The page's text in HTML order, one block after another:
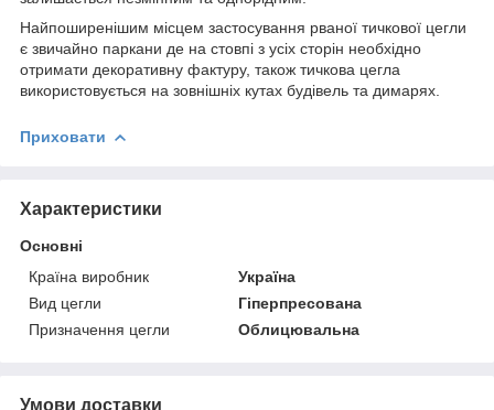
Найпоширенішим місцем застосування рваної тичкової цегли
є звичайно паркани де на стовпі з усіх сторін необхідно
отримати декоративну фактуру, також тичкова цегла
використовується на зовнішніх кутах будівель та димарях.
Приховати
Характеристики
Основні
Країна виробник
Україна
Вид цегли
Гіперпресована
Призначення цегли
Облицювальна
Умови доставки